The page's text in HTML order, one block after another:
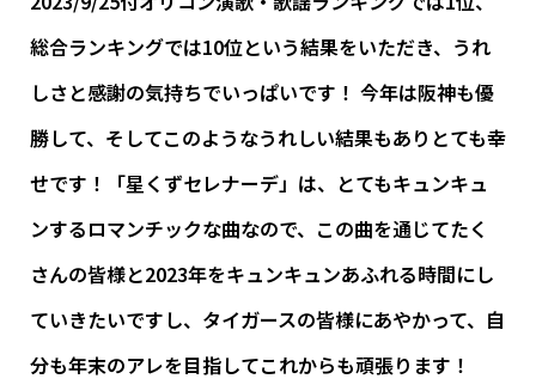
総合ランキングでは10位という結果をいただき、うれ
しさと感謝の気持ちでいっぱいです！ 今年は阪神も優
勝して、そしてこのようなうれしい結果もありとても幸
せです！「星くずセレナーデ」は、とてもキュンキュ
ンするロマンチックな曲なので、この曲を通じてたく
さんの皆様と2023年をキュンキュンあふれる時間にし
ていきたいですし、タイガースの皆様にあやかって、自
分も年末のアレを目指してこれからも頑張ります！